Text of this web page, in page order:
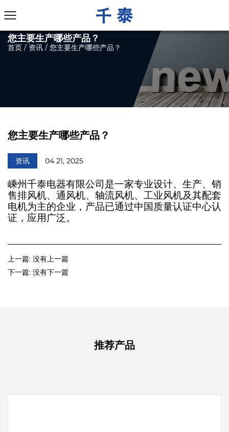
您主要生产哪些产品？
首页 / 资讯 / 您主要生产哪些产品？
您主要生产哪些产品？
资讯 04 21, 2025
嵊州千泰电器有限公司是一家专业设计、生产、销
售排风机、通风机、轴流风机、工业风机及其配套
电机为主的企业，产品已通过中国质量认证中心认
证，应用广泛。
上一篇: 没有上一篇
下一篇: 没有下一篇
推荐产品